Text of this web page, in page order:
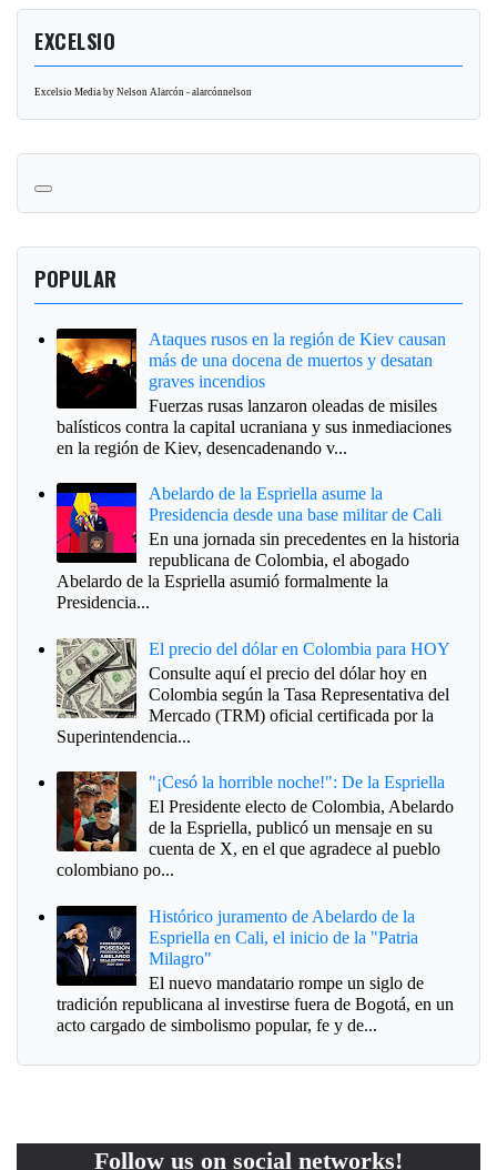
EXCELSIO
Excelsio Media by Nelson Alarcón - alarcónnelson
POPULAR
Ataques rusos en la región de Kiev causan
más de una docena de muertos y desatan
graves incendios
Fuerzas rusas lanzaron oleadas de misiles
balísticos contra la capital ucraniana y sus inmediaciones
en la región de Kiev, desencadenando v...
Abelardo de la Espriella asume la
Presidencia desde una base militar de Cali
En una jornada sin precedentes en la historia
republicana de Colombia, el abogado
Abelardo de la Espriella asumió formalmente la
Presidencia...
El precio del dólar en Colombia para HOY
Consulte aquí el precio del dólar hoy en
Colombia según la Tasa Representativa del
Mercado (TRM) oficial certificada por la
Superintendencia...
"¡Cesó la horrible noche!": De la Espriella
El Presidente electo de Colombia, Abelardo
de la Espriella, publicó un mensaje en su
cuenta de X, en el que agradece al pueblo
colombiano po...
Histórico juramento de Abelardo de la
Espriella en Cali, el inicio de la "Patria
Milagro"
El nuevo mandatario rompe un siglo de
tradición republicana al investirse fuera de Bogotá, en un
acto cargado de simbolismo popular, fe y de...
Follow us on social networks!